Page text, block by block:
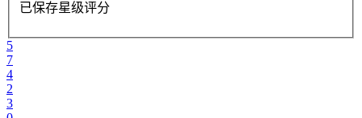
已保存星级评分
5
7
4
2
3